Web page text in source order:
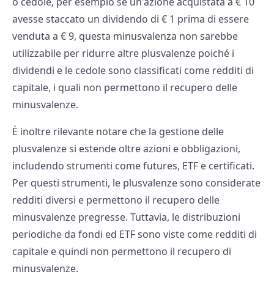
avesse staccato un dividendo di € 1 prima di essere
venduta a € 9, questa minusvalenza non sarebbe
utilizzabile per ridurre altre plusvalenze poiché i
dividendi e le cedole sono classificati come redditi di
capitale, i quali non permettono il recupero delle
minusvalenze.
È inoltre rilevante notare che la gestione delle
plusvalenze si estende oltre azioni e obbligazioni,
includendo strumenti come futures, ETF e certificati.
Per questi strumenti, le plusvalenze sono considerate
redditi diversi e permettono il recupero delle
minusvalenze pregresse. Tuttavia, le distribuzioni
periodiche da fondi ed ETF sono viste come redditi di
capitale e quindi non permettono il recupero di
minusvalenze.